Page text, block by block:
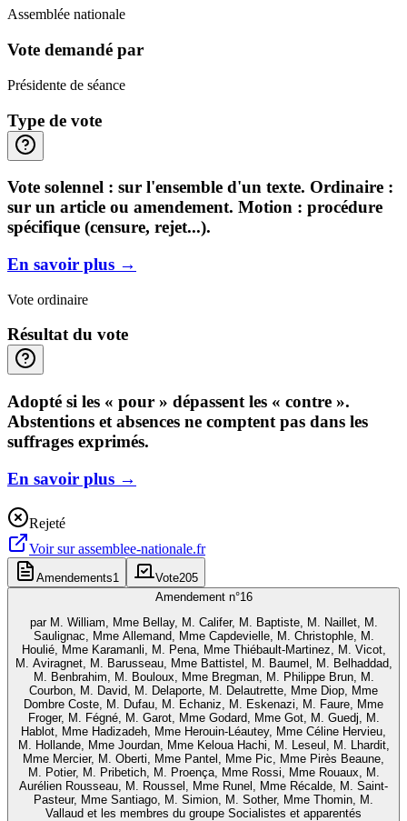
Assemblée nationale
Vote demandé par
Présidente de séance
Type de vote
Vote solennel : sur l'ensemble d'un texte. Ordinaire :
sur un article ou amendement. Motion : procédure
spécifique (censure, rejet...).
En savoir plus →
Vote ordinaire
Résultat du vote
Adopté si les « pour » dépassent les « contre ».
Abstentions et absences ne comptent pas dans les
suffrages exprimés.
En savoir plus →
Rejeté
Voir surassemblee-nationale.fr
Amendements1 Vote205
Amendement n°16
par M. William, Mme Bellay, M. Califer, M. Baptiste, M. Naillet, M.
Saulignac, Mme Allemand, Mme Capdevielle, M. Christophle, M.
Houlié, Mme Karamanli, M. Pena, Mme Thiébault-Martinez, M. Vicot,
M. Aviragnet, M. Barusseau, Mme Battistel, M. Baumel, M. Belhaddad,
M. Benbrahim, M. Bouloux, Mme Bregman, M. Philippe Brun, M.
Courbon, M. David, M. Delaporte, M. Delautrette, Mme Diop, Mme
Dombre Coste, M. Dufau, M. Echaniz, M. Eskenazi, M. Faure, Mme
Froger, M. Fégné, M. Garot, Mme Godard, Mme Got, M. Guedj, M.
Hablot, Mme Hadizadeh, Mme Herouin-Léautey, Mme Céline Hervieu,
M. Hollande, Mme Jourdan, Mme Keloua Hachi, M. Leseul, M. Lhardit,
Mme Mercier, M. Oberti, Mme Pantel, Mme Pic, Mme Pirès Beaune,
M. Potier, M. Pribetich, M. Proença, Mme Rossi, Mme Rouaux, M.
Aurélien Rousseau, M. Roussel, Mme Runel, Mme Récalde, M. Saint-
Pasteur, Mme Santiago, M. Simion, M. Sother, Mme Thomin, M.
Vallaud et les membres du groupe Socialistes et apparentés